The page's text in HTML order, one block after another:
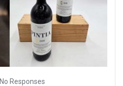
No Responses